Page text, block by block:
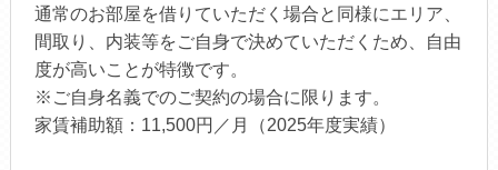
通常のお部屋を借りていただく場合と同様にエリア、
間取り、内装等をご自身で決めていただくため、自由
度が高いことが特徴です。
※ご自身名義でのご契約の場合に限ります。
家賃補助額：11,500円／月（2025年度実績）